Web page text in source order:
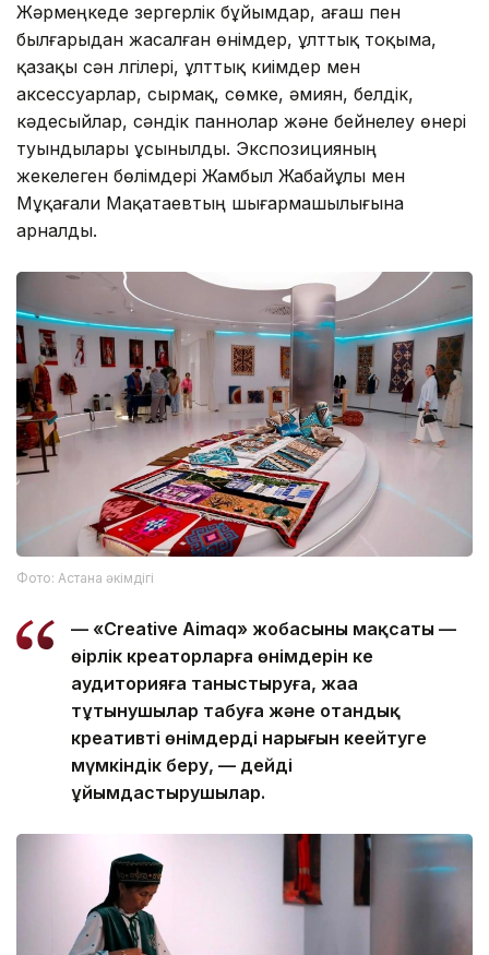
Жәрмеңкеде зергерлік бұйымдар, ағаш пен
былғарыдан жасалған өнімдер, ұлттық тоқыма,
қазақы сән үлгілері, ұлттық киімдер мен
аксессуарлар, сырмақ, сөмке, әмиян, белдік,
кәдесыйлар, сәндік паннолар және бейнелеу өнері
туындылары ұсынылды. Экспозицияның
жекелеген бөлімдері Жамбыл Жабайұлы мен
Мұқағали Мақатаевтың шығармашылығына
арналды.
Фото: Астана әкімдігі
— «Creative Aimaq» жобасының мақсаты —
өңірлік креаторларға өнімдерін кең
аудиторияға таныстыруға, жаңа
тұтынушылар табуға және отандық
креативті өнімдердің нарығын кеңейтуге
мүмкіндік беру, — дейді
ұйымдастырушылар.